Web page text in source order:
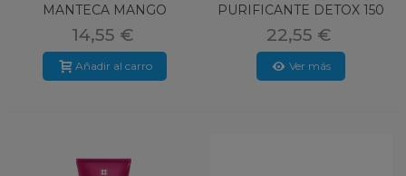
MANTECA MANGO
14,55 €
Añadir al carro
PURIFICANTE DETOX 150
ML
22,55 €
Ver más